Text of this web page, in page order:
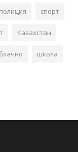
полиция спорт
Казахстан
школа